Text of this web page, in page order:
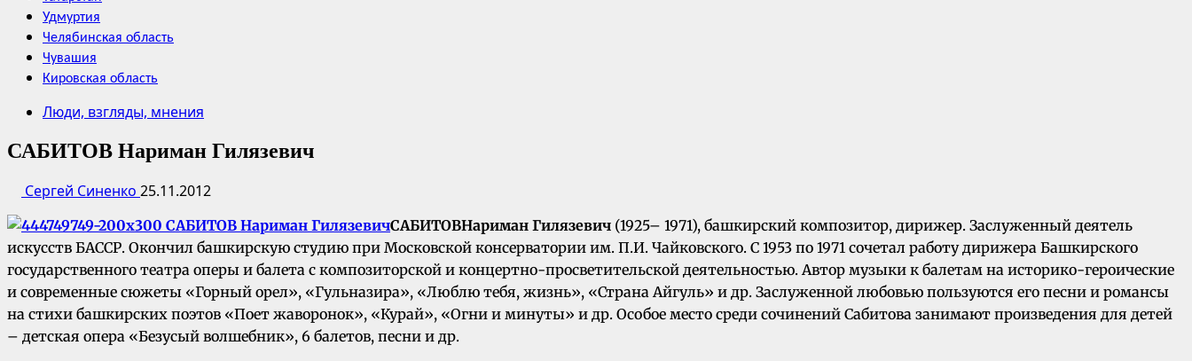
Удмуртия
Челябинская область
Чувашия
Кировская область
Люди, взгляды, мнения
САБИТОВ Нариман Гилязевич
Сергей Синенко 25.11.2012
САБИТОВНариман Гилязевич (1925– 1971), башкирский композитор, дирижер. Заслуженный деятель
искусств БАССР. Окончил башкирскую студию при Московской консерватории им. П.И. Чайковского. С 1953 по 1971 сочетал работу дирижера Башкирского
государственного театра оперы и балета с композиторской и концертно-просветительской деятельностью. Автор музыки к балетам на историко-героические
и современные сюжеты «Горный орел», «Гульназира», «Люблю тебя, жизнь», «Страна Айгуль» и др. Заслуженной любовью пользуются его песни и романсы
на стихи башкирских поэтов «Поет жаворонок», «Курай», «Огни и минуты» и др. Особое место среди сочинений Сабитова занимают произведения для детей
– детская опера «Безусый волшебник», 6 балетов, песни и др.